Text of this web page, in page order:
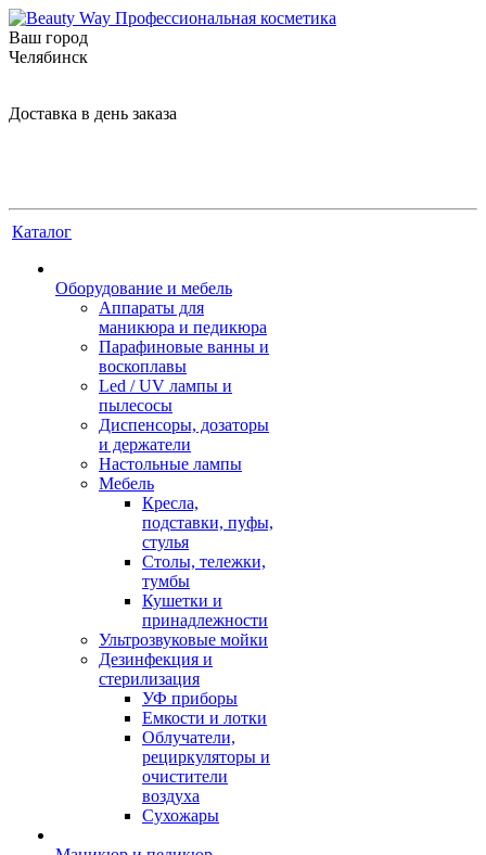
Ваш город
Челябинск
Доставка в день заказа
Каталог
Оборудование и мебель
Аппараты для
маникюра и педикюра
Парафиновые ванны и
воскоплавы
Led / UV лампы и
пылесосы
Диспенсоры, дозаторы
и держатели
Настольные лампы
Мебель
Кресла,
подставки, пуфы,
стулья
Столы, тележки,
тумбы
Кушетки и
принадлежности
Ультрозвуковые мойки
Дезинфекция и
стерилизация
УФ приборы
Емкости и лотки
Облучатели,
рециркуляторы и
очистители
воздуха
Сухожары